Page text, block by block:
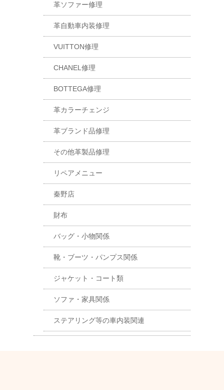
革ソファー修理
革自動車内装修理
VUITTON修理
CHANEL修理
BOTTEGA修理
革カラーチェンジ
革ブランド品修理
その他革製品修理
リペアメニュー
秦野店
財布
バッグ・小物関係
靴・ブーツ・パンプス関係
ジャケット・コート類
ソファ・家具関係
ステアリング等の車内装関連